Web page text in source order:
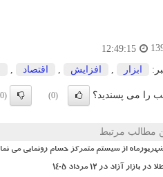
12:49:15
ابزار افزایش اقتصاد
را می پسندید؟ (0)
(0)
مطالب مرتبط
از سیستم متمرکز حسام رونمایی می
آزاد در ۱۲ مرداد ۱۴۰۵